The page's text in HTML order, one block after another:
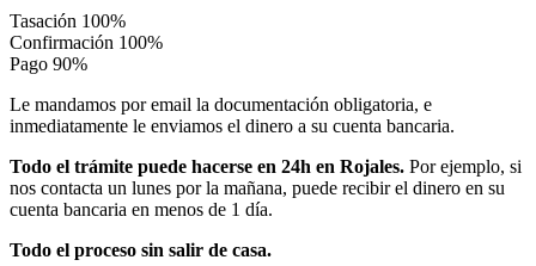
Tasación 100%
Confirmación 100%
Pago 90%
Le mandamos por email la documentación obligatoria, e
inmediatamente le enviamos el dinero a su cuenta bancaria.
Todo el trámite puede hacerse en 24h en Rojales. Por ejemplo, si
nos contacta un lunes por la mañana, puede recibir el dinero en su
cuenta bancaria en menos de 1 día.
Todo el proceso sin salir de casa.